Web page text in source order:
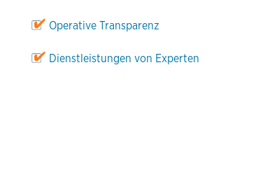
Operative Transparenz
Dienstleistungen von Experten